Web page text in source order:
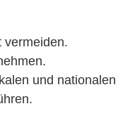
vermeiden.
und nationalen